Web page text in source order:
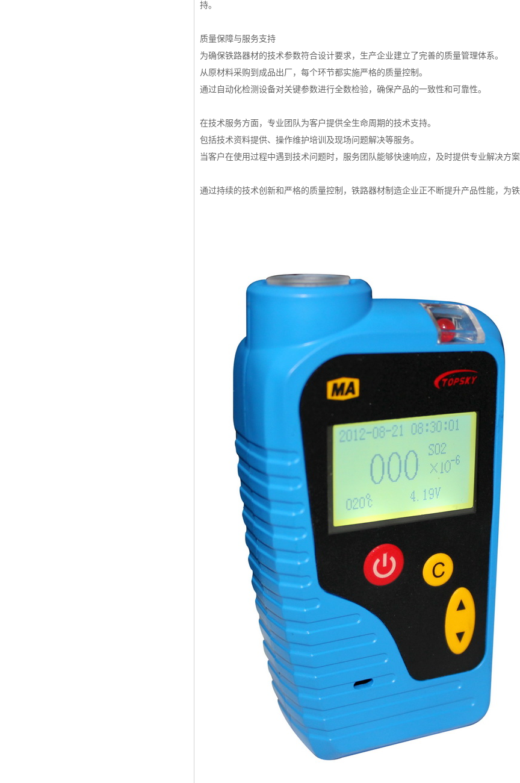
持。
质量保障与服务支持
为确保铁路器材的技术参数符合设计要求，生产企业建立了完善的质量管理体系。
从原材料采购到成品出厂，每个环节都实施严格的质量控制。
通过自动化检测设备对关键参数进行全数检验，确保产品的一致性和可靠性。
在技术服务方面，专业团队为客户提供全生命周期的技术支持。
包括技术资料提供、操作维护培训及现场问题解决等服务。
当客户在使用过程中遇到技术问题时，服务团队能够快速响应，及时提供专业解决方案
通过持续的技术创新和严格的质量控制，铁路器材制造企业正不断提升产品性能，为